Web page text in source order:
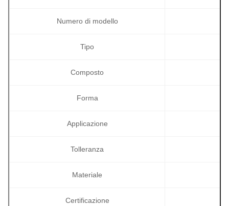
Numero di modello
Tipo
Composto
Forma
Applicazione
Tolleranza
Materiale
Certificazione